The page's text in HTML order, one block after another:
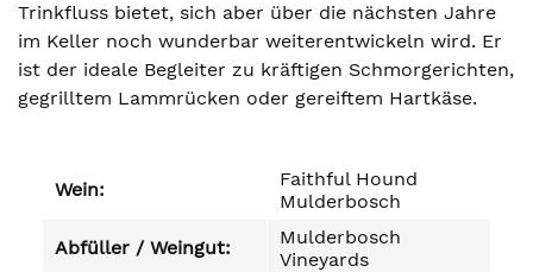
Trinkfluss bietet, sich aber über die nächsten Jahre
im Keller noch wunderbar weiterentwickeln wird. Er
ist der ideale Begleiter zu kräftigen Schmorgerichten,
gegrilltem Lammrücken oder gereiftem Hartkäse.
Wein:
Faithful Hound
Mulderbosch
Abfüller / Weingut:
Mulderbosch
Vineyards